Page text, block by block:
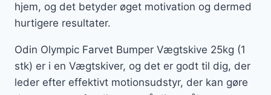
hjem, og det betyder øget motivation og dermed
hurtigere resultater.
Odin Olympic Farvet Bumper Vægtskive 25kg (1
stk) er i en Vægtskiver, og det er godt til dig, der
leder efter effektivt motionsudstyr, der kan gøre